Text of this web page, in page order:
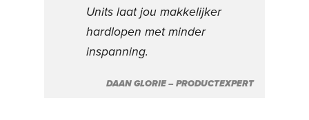
Units laat jou makkelijker
hardlopen met minder
inspanning.
DAAN GLORIE – PRODUCTEXPERT